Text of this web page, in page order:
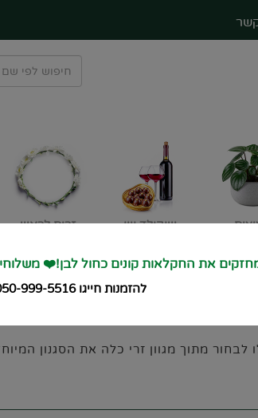
שוקולד ויין זרים לראש
🚙 מחזקים את
מתוך מגוון זרי כלה את הסגנון
את החקלאות קונים כחול לבן!❤️
להזמנות חייגו 050-999-5516